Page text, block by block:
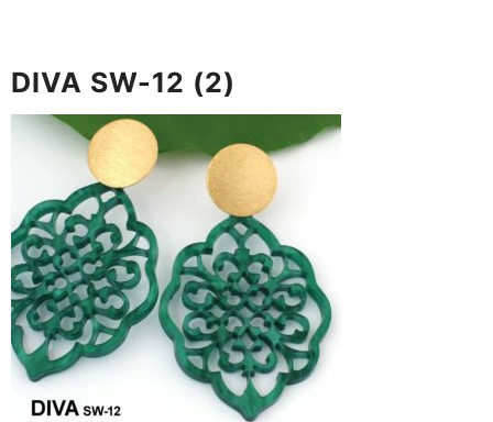
DIVA SW-12 (2)